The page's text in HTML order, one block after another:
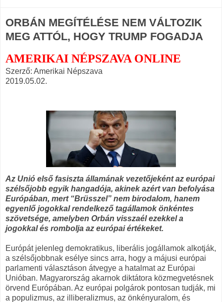
ORBÁN MEGÍTÉLÉSE NEM VÁLTOZIK
MEG ATTÓL, HOGY TRUMP FOGADJA
AMERIKAI NÉPSZAVA ONLINE
Szerző: Amerikai Népszava
2019.05.02.
Az Unió első fasiszta államának vezetőjeként az európai
szélsőjobb egyik hangadója, akinek azért van befolyása
Európában, mert “Brüsszel” nem birodalom, hanem
egyenlő jogokkal rendelkező tagállamok önkéntes
szövetsége, amelyben Orbán visszaél ezekkel a
jogokkal és rombolja az európai értékeket.
Európát jelenleg demokratikus, liberális jogállamok alkotják,
a szélsőjobbnak esélye sincs arra, hogy a májusi európai
parlamenti választáson átvegye a hatalmat az Európai
Unióban. Magyarország akarnok diktátora közmegvetésnek
örvend Európában. Az európai polgárok pontosan tudják, mi
a populizmus, az illiberalizmus, az önkényuralom, és